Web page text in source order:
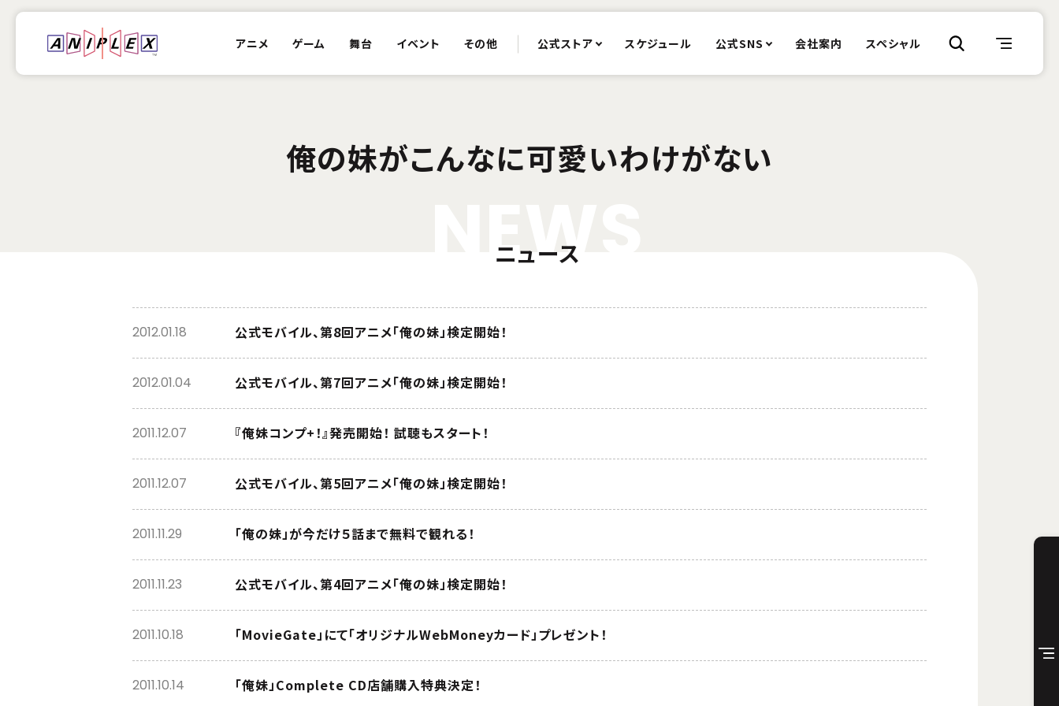
アニメ ゲーム 舞台 イベント その他 公式ストア スケジュール 公式SNS 会社案内 スペシャル
俺の妹がこんなに可愛いわけがない
EW
ニュース
公式モバイル、第8回アニメ「俺の妹」検定開始！
2012.01.18
公式モバイル、第7回アニメ「俺の妹」検定開始！
2012.01.04
『俺妹コンプ+！』発売開始！ 試聴もスタート！
2011.12.07
公式モバイル、第5回アニメ「俺の妹」検定開始！
2011.12.07
「俺の妹」が今だけ５話まで無料で観れる！
2011.11.29
公式モバイル、第4回アニメ「俺の妹」検定開始！
2011.11.23
「MovieGate」にて「オリジナルWebMoneyカード」プレゼント！
2011.10.18
「俺妹」Complete CD店舗購入特典決定！
2011.10.14